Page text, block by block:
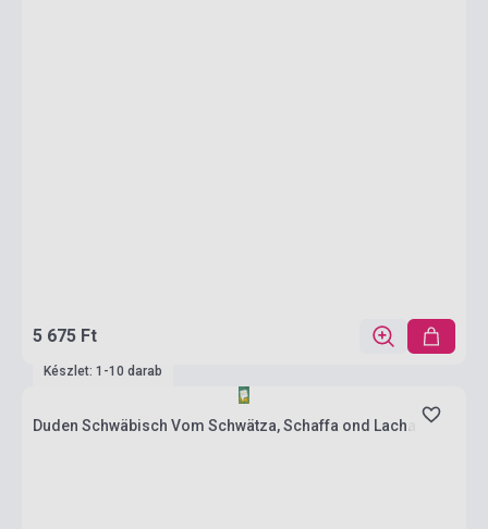
5 675 Ft
Készlet: 1-10 darab
Duden Schwäbisch Vom Schwätza, Schaffa ond Lacha